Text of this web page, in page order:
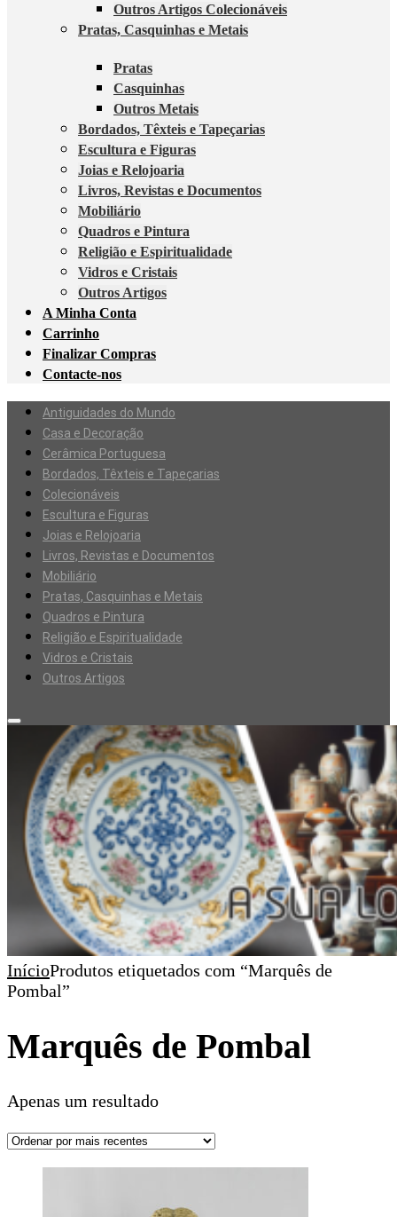
Outros Artigos Colecionáveis
Pratas, Casquinhas e Metais
Pratas
Casquinhas
Outros Metais
Bordados, Têxteis e Tapeçarias
Escultura e Figuras
Joias e Relojoaria
Livros, Revistas e Documentos
Mobiliário
Quadros e Pintura
Religião e Espiritualidade
Vidros e Cristais
Outros Artigos
A Minha Conta
Carrinho
Finalizar Compras
Contacte-nos
Antiguidades do Mundo
Casa e Decoração
Cerâmica Portuguesa
Bordados, Têxteis e Tapeçarias
Colecionáveis
Escultura e Figuras
Joias e Relojoaria
Livros, Revistas e Documentos
Mobiliário
Pratas, Casquinhas e Metais
Quadros e Pintura
Religião e Espiritualidade
Vidros e Cristais
Outros Artigos
InícioProdutos etiquetados com “Marquês de
Pombal”
Marquês de Pombal
Apenas um resultado